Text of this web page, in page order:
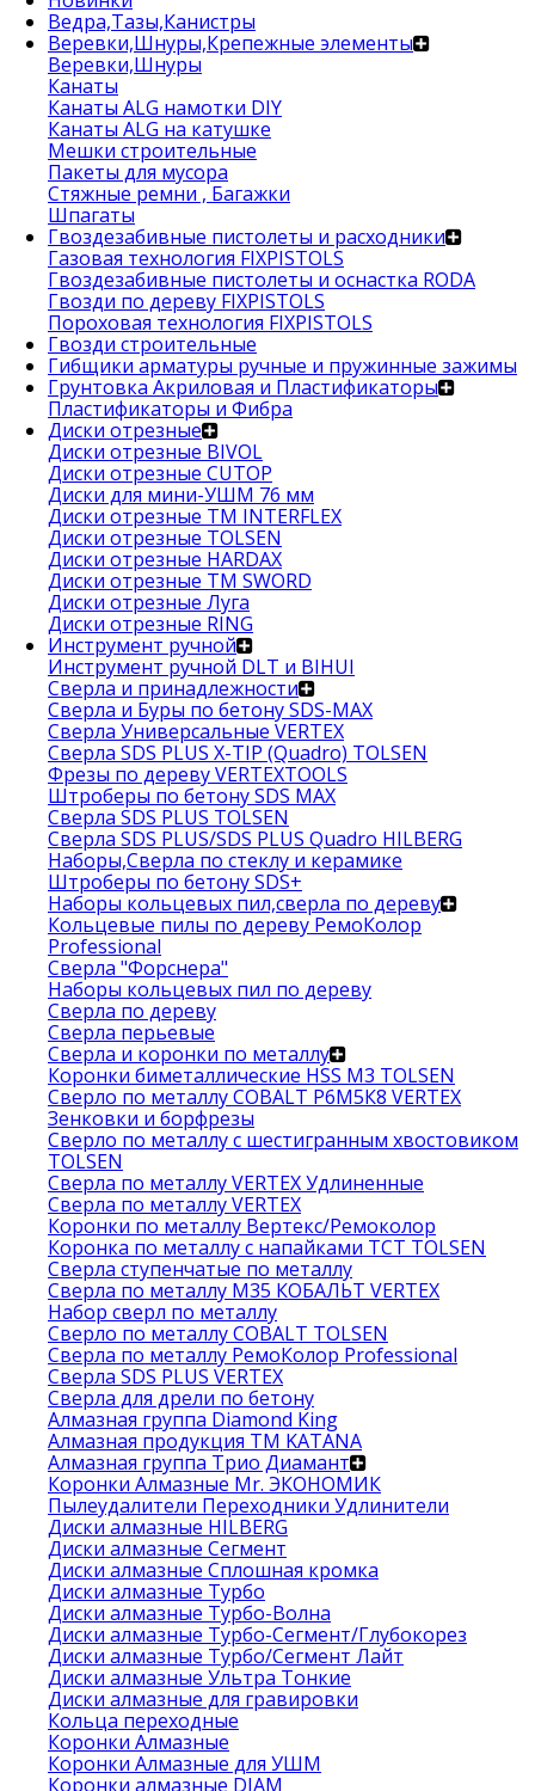
Ведра,Тазы,Канистры
Веревки,Шнуры,Крепежные элементы
Веревки,Шнуры
Канаты
Канаты ALG намотки DIY
Канаты ALG на катушке
Мешки строительные
Пакеты для мусора
Стяжные ремни , Багажки
Шпагаты
Гвоздезабивные пистолеты и расходники
Газовая технология FIXPISTOLS
Гвоздезабивные пистолеты и оснастка RODA
Гвозди по дереву FIXPISTOLS
Пороховая технология FIXPISTOLS
Гвозди строительные
Гибщики арматуры ручные и пружинные зажимы
Грунтовка Акриловая и Пластификаторы
Пластификаторы и Фибра
Диски отрезные
Диски отрезные BIVOL
Диски отрезные CUTOP
Диски для мини-УШМ 76 мм
Диски отрезные ТМ INTERFLEX
Диски отрезные TOLSEN
Диски отрезные HARDAX
Диски отрезные ТМ SWORD
Диски отрезные Луга
Диски отрезные RING
Инструмент ручной
Инструмент ручной DLT и BIHUI
Сверла и принадлежности
Сверла и Буры по бетону SDS-MAX
Сверла Универсальные VERTEX
Сверла SDS PLUS X-TIP (Quadro) TOLSEN
Фрезы по дереву VERTEXTOOLS
Штроберы по бетону SDS MAX
Сверла SDS PLUS TOLSEN
Сверла SDS PLUS/SDS PLUS Quadro HILBERG
Наборы,Сверла по стеклу и керамике
Штроберы по бетону SDS+
Наборы кольцевых пил,сверла по дереву
Кольцевые пилы по дереву РемоКолор
Professional
Сверла "Форснера"
Наборы кольцевых пил по дереву
Сверла по дереву
Сверла перьевые
Сверла и коронки по металлу
Коронки биметаллические HSS M3 TOLSEN
Сверло по металлу COBALT Р6М5К8 VERTEX
Зенковки и борфрезы
Сверло по металлу с шестигранным хвостовиком
TOLSEN
Сверла по металлу VERTEX Удлиненные
Сверла по металлу VERTEX
Коронки по металлу Вертекс/Ремоколор
Коронка по металлу с напайками TCT TOLSEN
Сверла ступенчатые по металлу
Сверла по металлу М35 КОБАЛЬТ VERTEX
Набор сверл по металлу
Сверло по металлу COBALT TOLSEN
Сверла по металлу РемоКолор Professional
Сверла SDS PLUS VERTEX
Сверла для дрели по бетону
Алмазная группа Diamond King
Алмазная продукция ТМ KATANA
Алмазная группа Трио Диамант
Коронки Алмазные Mr. ЭКОНОМИК
Пылеудалители Переходники Удлинители
Диски алмазные HILBERG
Диски алмазные Сегмент
Диски алмазные Сплошная кромка
Диски алмазные Турбо
Диски алмазные Турбо-Волна
Диски алмазные Турбо-Сегмент/Глубокорез
Диски алмазные Турбо/Сегмент Лайт
Диски алмазные Ультра Тонкие
Диски алмазные для гравировки
Кольца переходные
Коронки Алмазные
Коронки Алмазные для УШМ
Коронки алмазные DIAM